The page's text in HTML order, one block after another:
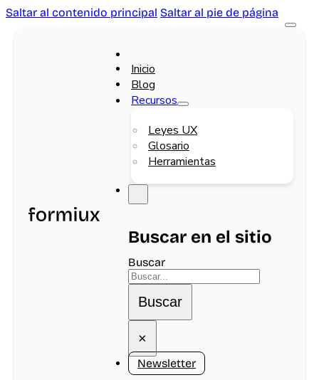
Saltar al contenido principal Saltar al pie de página
Inicio
Blog
Recursos
Leyes UX
Glosario
Herramientas
Buscar en el sitio
Buscar
Buscar
×
Newsletter